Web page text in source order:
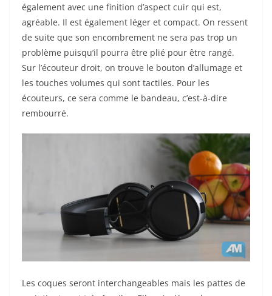
également avec une finition d’aspect cuir qui est,
agréable. Il est également léger et compact. On ressent
de suite que son encombrement ne sera pas trop un
problème puisqu’il pourra être plié pour être rangé.
Sur l’écouteur droit, on trouve le bouton d’allumage et
les touches volumes qui sont tactiles. Pour les
écouteurs, ce sera comme le bandeau, c’est-à-dire
rembourré.
Les coques seront interchangeables mais les pattes de